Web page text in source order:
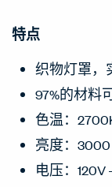
特点
织物灯罩，
97%的材料
色温：
亮度：3000
电压：120V